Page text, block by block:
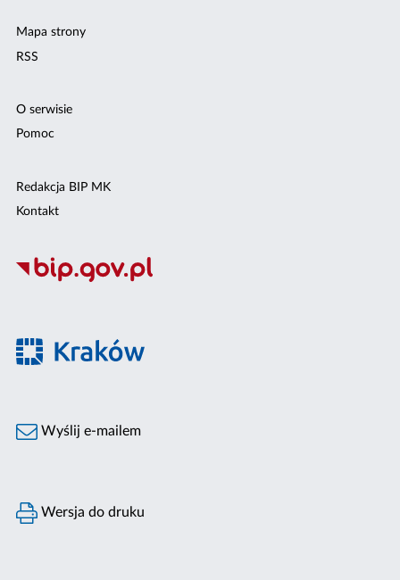
Mapa strony
RSS
O serwisie
Pomoc
Redakcja BIP MK
Kontakt
Wyślij e-mailem
Wersja do druku